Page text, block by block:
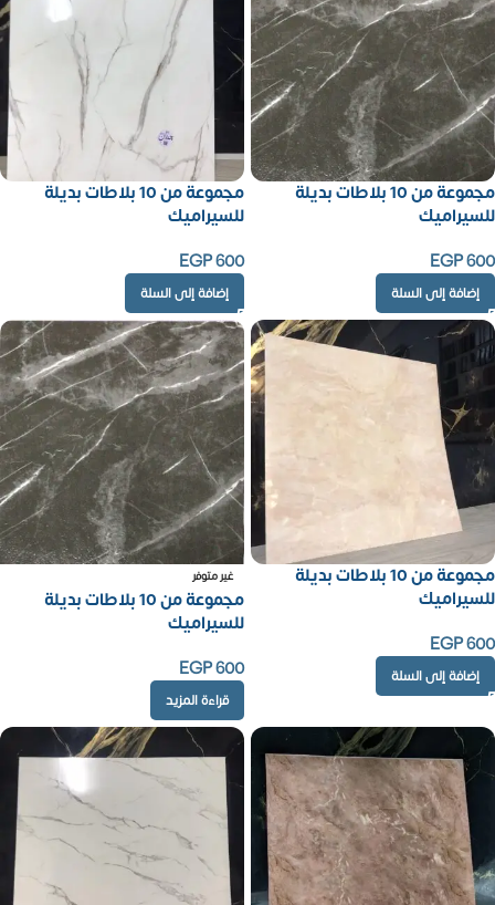
مجموعة من 10 بلاطات بديلة
للسيراميك
EGP600
إضافة إلى السلة
مجموعة من 10 بلاطات بديلة
للسيراميك
EGP600
إضافة إلى السلة
مجموعة من 10 بلاطات بديلة
للسيراميك
EGP600
إضافة إلى السلة
غير متوفر
مجموعة من 10 بلاطات بديلة
للسيراميك
EGP600
قراءة المزيد